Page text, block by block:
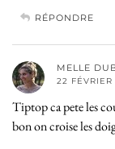
RÉPONDRE
MELLE
22
Tiptop ca pete les
bon on croise les